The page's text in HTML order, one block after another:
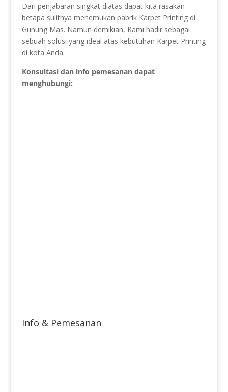
Dari penjabaran singkat diatas dapat kita rasakan
betapa sulitnya menemukan pabrik Karpet Printing di
Gunung Mas. Namun demikian, Kami hadir sebagai
sebuah solusi yang ideal atas kebutuhan Karpet Printing
di kota Anda.
Konsultasi dan info pemesanan dapat
menghubungi:
Info & Pemesanan